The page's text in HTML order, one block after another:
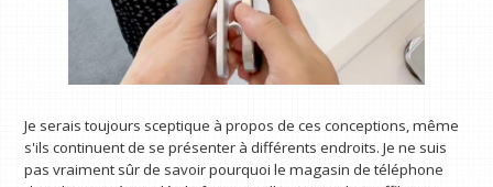
Je serais toujours sceptique à propos de ces conceptions, même
s'ils continuent de se présenter à différents endroits. Je ne suis
pas vraiment sûr de savoir pourquoi le magasin de téléphone